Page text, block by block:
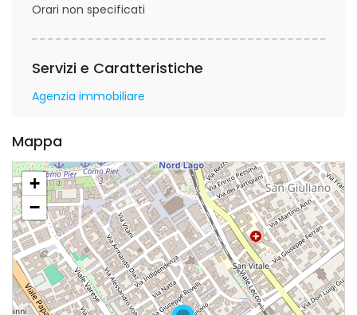
Orari non specificati
Servizi e Caratteristiche
Agenzia immobiliare
Mappa
+
−